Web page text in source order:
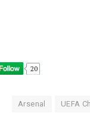
20
Arsenal UEFA